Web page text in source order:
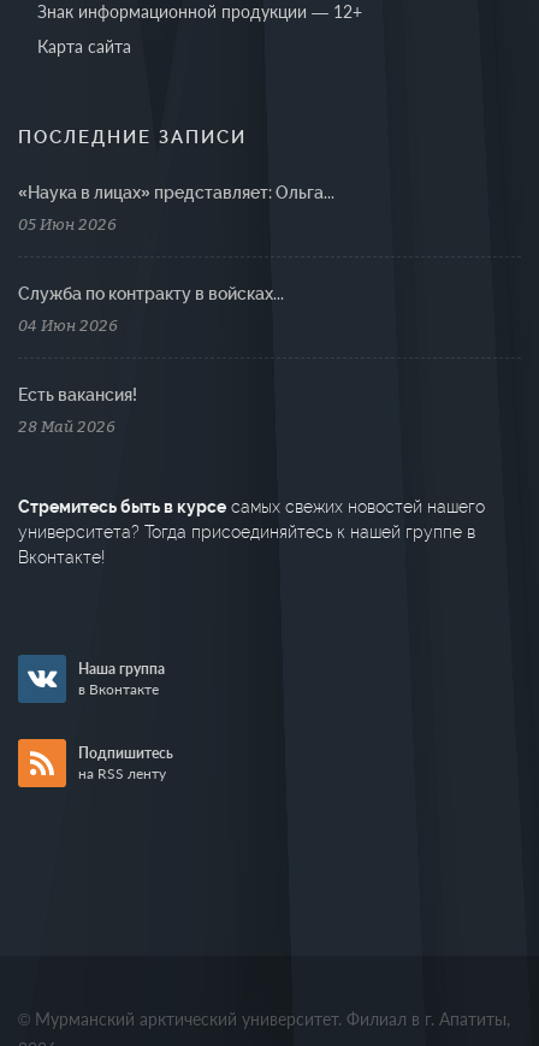
Знак информационной продукции — 12+
Карта сайта
ПОСЛЕДНИЕ ЗАПИСИ
«Наука в лицах» представляет: Ольга...
05 Июн 2026
Cлужба по контракту в войсках...
04 Июн 2026
Есть вакансия!
28 Май 2026
Стремитесь быть в курсе самых свежих новостей нашего
университета? Тогда присоединяйтесь к нашей группе в
Вконтакте!
Наша группа
в Вконтакте
Подпишитесь
на RSS ленту
© Мурманский арктический университет. Филиал в г. Апатиты,